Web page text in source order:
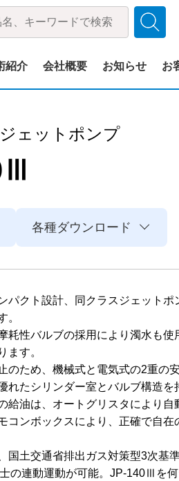
紹介 会社概要 お知らせ お
ェットポンプ
各種ダウンロード
パクト設計、同クラスジェットポ
。
耗性バルブの採用により濁水も
ます。
のため、機械式と電気式の2重の
れたシリンダー室とバルブ構造を
給油は、オートグリスタにより自
コンボックスにより、正確で自在
国土交通省排出ガス対策型3次基
の連動運動が可能。JP-140Ⅲを